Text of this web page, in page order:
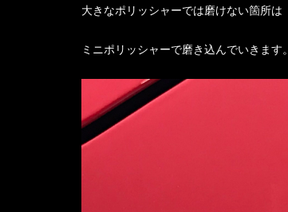
大きなポリッシャーでは磨けない箇所は
ミニポリッシャーで磨き込んでいきます。